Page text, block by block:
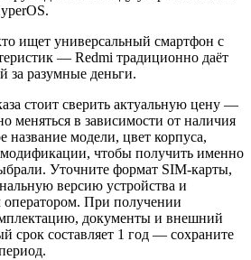
ищет универсальный смартфон с
— Redmi традиционно даёт
за разумные деньги.
стоит сверить актуальную цену —
меняться в зависимости от наличия
название модели, цвет корпуса,
чтобы получить именно
Уточните формат SIM-карты,
версию устройства и
оператором. При получении
документы и внешний
срок составляет 1 год — сохраните